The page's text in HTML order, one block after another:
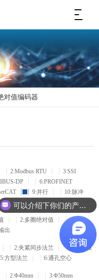
对值编码器
2:Modbus RTU
3:SSI
DP
6:PROFINET
9:并行
10:脉冲
2:多圈绝对值
3:增量
出
2:夹紧同步法兰
3:盲孔轴
5:方型法兰 6:通孔空心
2:Φ40mm
3:Φ50mm
可以介绍下你们的产品么？